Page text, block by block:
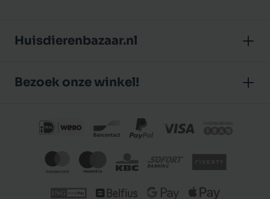
Huisdierenbazaar.nl
Klantbeoordelingen
Privacybeleid
Bezoek onze winkel!
J.P. Poelstraat 8
Nederland